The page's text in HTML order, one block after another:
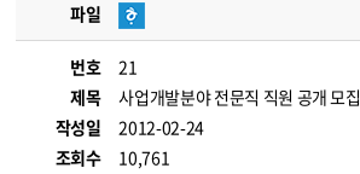
파일
번호
21
제목
사업개발분야 전문직 직원 공개 모집
작성일
2012-02-24
조회수
10,761